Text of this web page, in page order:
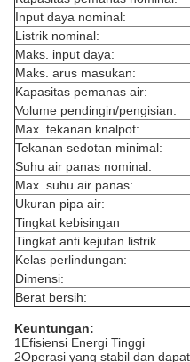
Input daya nominal:
Listrik nominal:
Maks. input daya:
Maks. arus masukan:
Kapasitas pemanas air:
Volume pendingin/pengisian:
Max. tekanan knalpot:
Tekanan sedotan minimal:
Suhu air panas nominal:
Max. suhu air panas:
Ukuran pipa air:
Tingkat kebisingan
Tingkat anti kejutan listrik
Kelas perlindungan:
Dimensi:
Berat bersih:
Keuntungan:
1Efisiensi Energi Tinggi
2Operasi yang stabil dan